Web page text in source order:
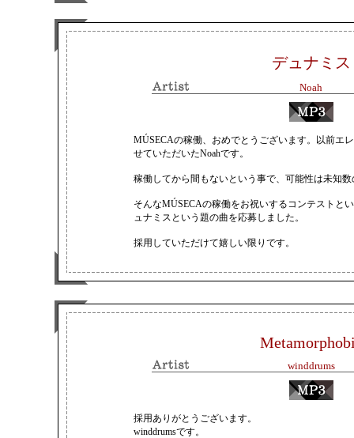
デュナミス
Noah
こちら
MÚSECAの稼働、おめでとうございます。以前エ
せていただいたNoahです。
稼働してから間もないという事で、可能性は未知
そんなMÚSECAの稼働をお祝いするコンテストと
ュナミスという題の曲を応募しました。
採用していただけて嬉しい限りです。
winddrums
採用ありがとうございます。
winddrumsです。